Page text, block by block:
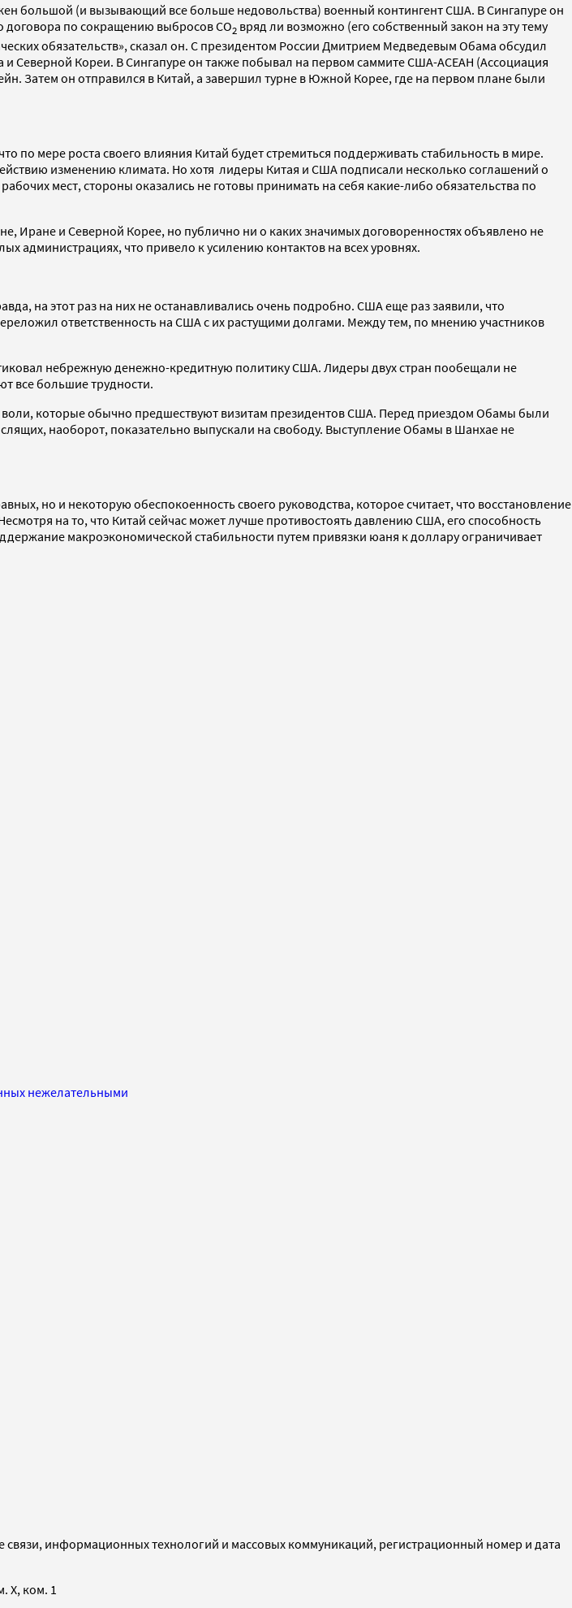
большой (и вызывающий все больше недовольства) военный контингент США. В Сингапуре он
договора по сокращению выбросов СО2 вряд ли возможно (его собственный закон на эту тему
обязательств», сказал он. С президентом России Дмитрием Медведевым Обама обсудил
Кореи. В Сингапуре он также побывал на первом саммите США-АСЕАН (Ассоциация
Затем он отправился в Китай, а завершил турне в Южной Корее, где на первом плане были
по мере роста своего влияния Китай будет стремиться поддерживать стабильность в мире.
изменению климата. Но хотя лидеры Китая и США подписали несколько соглашений о
мест, стороны оказались не готовы принимать на себя какие-либо обязательства по
Иране и Северной Корее, но публично ни о каких значимых договоренностях объявлено не
администрациях, что привело к усилению контактов на всех уровнях.
на этот раз на них не останавливались очень подробно. США еще раз заявили, что
ответственность на США с их растущими долгами. Между тем, по мнению участников
небрежную денежно-кредитную политику США. Лидеры двух стран пообещали не
все большие трудности.
которые обычно предшествуют визитам президентов США. Перед приездом Обамы были
наоборот, показательно выпускали на свободу. Выступление Обамы в Шанхае не
но и некоторую обеспокоенность своего руководства, которое считает, что восстановление
на то, что Китай сейчас может лучше противостоять давлению США, его способность
макроэкономической стабильности путем привязки юаня к доллару ограничивает
нежелательными
информационных технологий и массовых коммуникаций, регистрационный номер и дата
X, ком. 1